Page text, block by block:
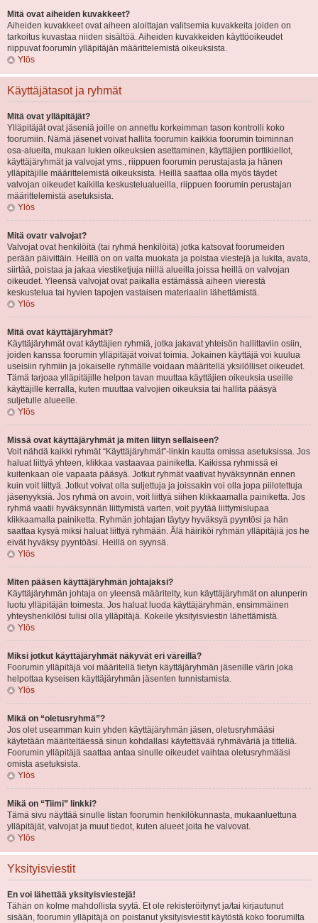
Mitä ovat aiheiden kuvakkeet?
Aiheiden kuvakkeet ovat aiheen aloittajan valitsemia kuvakkeita joiden on
tarkoitus kuvastaa niiden sisältöä. Aiheiden kuvakkeiden käyttöoikeudet
riippuvat foorumin ylläpitäjän määrittelemistä oikeuksista.
Ylös
Käyttäjätasot ja ryhmät
Mitä ovat ylläpitäjät?
Ylläpitäjät ovat jäseniä joille on annettu korkeimman tason kontrolli koko
foorumiin. Nämä jäsenet voivat hallita foorumin kaikkia foorumin toiminnan
osa-alueita, mukaan lukien oikeuksien asettaminen, käyttäjien porttikiellot,
käyttäjäryhmät ja valvojat yms., riippuen foorumin perustajasta ja hänen
ylläpitäjille määrittelemistä oikeuksista. Heillä saattaa olla myös täydet
valvojan oikeudet kaikilla keskustelualueilla, riippuen foorumin perustajan
määrittelemistä asetuksista.
Ylös
Mitä ovatr valvojat?
Valvojat ovat henkilöitä (tai ryhmä henkilöitä) jotka katsovat foorumeiden
perään päivittäin. Heillä on on valta muokata ja poistaa viestejä ja lukita, avata,
siirtää, poistaa ja jakaa viestiketjuja niillä alueilla joissa heillä on valvojan
oikeudet. Yleensä valvojat ovat paikalla estämässä aiheen vierestä
keskustelua tai hyvien tapojen vastaisen materiaalin lähettämistä.
Ylös
Mitä ovat käyttäjäryhmät?
Käyttäjäryhmät ovat käyttäjien ryhmiä, jotka jakavat yhteisön hallittaviin osiin,
joiden kanssa foorumin ylläpitäjät voivat toimia. Jokainen käyttäjä voi kuulua
useisiin ryhmiin ja jokaiselle ryhmälle voidaan määritellä yksilölliset oikeudet.
Tämä tarjoaa ylläpitäjille helpon tavan muuttaa käyttäjien oikeuksia useille
käyttäjille kerralla, kuten muuttaa valvojien oikeuksia tai hallita pääsyä
suljetulle alueelle.
Ylös
Missä ovat käyttäjäryhmät ja miten liityn sellaiseen?
Voit nähdä kaikki ryhmät “Käyttäjäryhmät”-linkin kautta omissa asetuksissa. Jos
haluat liittyä yhteen, klikkaa vastaavaa painiketta. Kaikissa ryhmissä ei
kuitenkaan ole vapaata pääsyä. Jotkut ryhmät vaativat hyväksynnän ennen
kuin voit liittyä. Jotkut voivat olla suljettuja ja joissakin voi olla jopa piilotettuja
jäsenyyksiä. Jos ryhmä on avoin, voit liittyä siihen klikkaamalla painiketta. Jos
ryhmä vaatii hyväksynnän liittymistä varten, voit pyytää liittymislupaa
klikkaamalla painiketta. Ryhmän johtajan täytyy hyväksyä pyyntösi ja hän
saattaa kysyä miksi haluat liittyä ryhmään. Älä häiriköi ryhmän ylläpitäjiä jos he
eivät hyväksy pyyntöäsi. Heillä on syynsä.
Ylös
Miten pääsen käyttäjäryhmän johtajaksi?
Käyttäjäryhmän johtaja on yleensä määritelty, kun käyttäjäryhmät on alunperin
luotu ylläpitäjän toimesta. Jos haluat luoda käyttäjäryhmän, ensimmäinen
yhteyshenkilösi tulisi olla ylläpitäjä. Kokeile yksityisviestin lähettämistä.
Ylös
Miksi jotkut käyttäjäryhmät näkyvät eri väreillä?
Foorumin ylläpitäjä voi määritellä tietyn käyttäjäryhmän jäsenille värin joka
helpottaa kyseisen käyttäjäryhmän jäsenten tunnistamista.
Ylös
Mikä on “oletusryhmä”?
Jos olet useamman kuin yhden käyttäjäryhmän jäsen, oletusryhmääsi
käytetään määriteltäessä sinun kohdallasi käytettävää ryhmäväriä ja titteliä.
Foorumin ylläpitäjä saattaa antaa sinulle oikeudet vaihtaa oletusryhmääsi
omista asetuksista.
Ylös
Mikä on “Tiimi” linkki?
Tämä sivu näyttää sinulle listan foorumin henkilökunnasta, mukaanluettuna
ylläpitäjät, valvojat ja muut tiedot, kuten alueet joita he valvovat.
Ylös
Yksityisviestit
En voi lähettää yksityisviestejä!
Tähän on kolme mahdollista syytä. Et ole rekisteröitynyt ja/tai kirjautunut
sisään, foorumin ylläpitäjä on poistanut yksityisviestit käytöstä koko foorumilta